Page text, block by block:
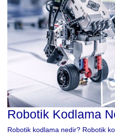
Robotik Kodlama
Robotik kodlama nedir? Robotik